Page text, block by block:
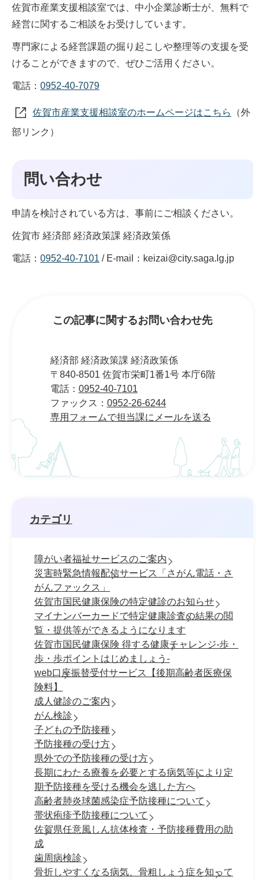
佐賀市産業支援相談室では、中小企業診断士が、無料で
経営に関するご相談をお受けしています。
専門家による経営課題の掘り起こしや整理等の支援を受
けることができますので、ぜひご活用ください。
電話： 0952-40-7079
佐賀市産業支援相談室のホームページはこちら
（外
部リンク）
問い合わせ
申請を検討されている方は、事前にご相談ください。
佐賀市 経済部 経済政策課 経済政策係
電話： 0952-40-7101 / E-mail：keizai@city.saga.lg.jp
この記事に関するお問い合わせ先
経済部 経済政策課 経済政策係
〒840-8501 佐賀市栄町1番1号 本庁6階
電話： 0952-40-7101
ファックス： 0952-26-6244
専用フォームで担当課にメールを送る
カテゴリ
障がい者福祉サービスのご案内
災害時緊急情報配信サービス「さがん電話・さ
がんファックス」
佐賀市国民健康保険の特定健診のお知らせ
マイナンバーカードで特定健康診査の結果の閲
覧・提供等ができるようになります
佐賀市国民健康保険 得する健康チャレンジ-歩・
歩・歩ポイントはじめましょう-
web口座振替受付サービス【後期高齢者医療保
険料】
成人健診のご案内
がん検診
子どもの予防接種
予防接種の受け方
県外での予防接種の受け方
長期にわたる療養を必要とする病気等により定
期予防接種を受ける機会を逃した方へ
高齢者肺炎球菌感染症予防接種について
帯状疱疹予防接種について
佐賀県任意風しん抗体検査・予防接種費用の助
成
歯周病検診
骨折しやすくなる病気、骨粗しょう症を知って